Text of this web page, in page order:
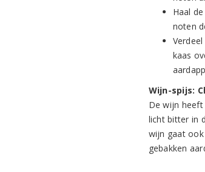
Haal
noten
kaas
Wijn-spijs:
De wijn
licht bitter in
wijn gaat
gebakken